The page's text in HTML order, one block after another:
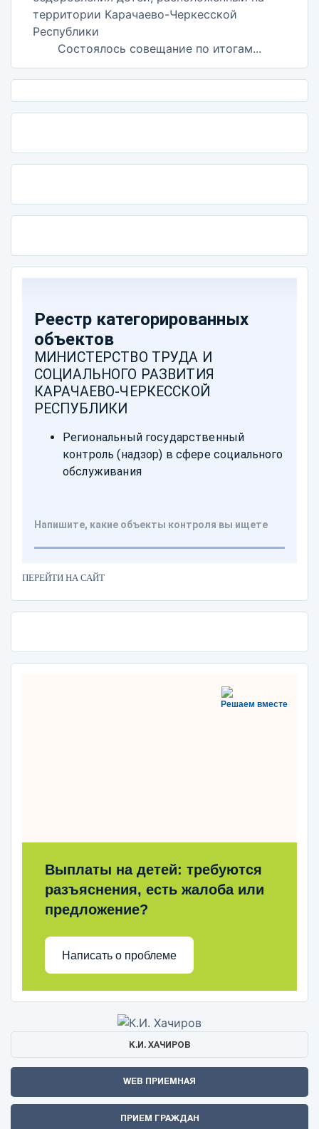
Состоялось совещание по итогам...
ПЕРЕЙТИ НА САЙТ
Решаем вместе
Выплаты на детей: требуются
разъяснения, есть жалоба или
предложение?
Написать о проблеме
К.И. ХАЧИРОВ
WEB ПРИЕМНАЯ
ПРИЕМ ГРАЖДАН